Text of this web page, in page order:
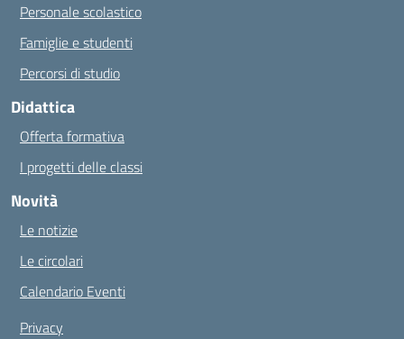
Personale scolastico
Famiglie e studenti
Percorsi di studio
Didattica
Offerta formativa
I progetti delle classi
Novità
Le notizie
Le circolari
Calendario Eventi
Privacy